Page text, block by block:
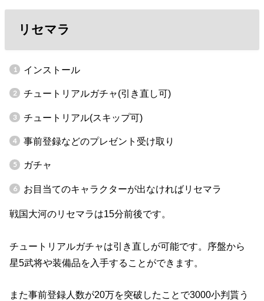
リセマラ
インストール
チュートリアルガチャ(引き直し可)
チュートリアル(スキップ可)
事前登録などのプレゼント受け取り
ガチャ
お目当てのキャラクターが出なければリセマラ
戦国大河のリセマラは15分前後です。
チュートリアルガチャは引き直しが可能です。序盤から
星5武将や装備品を入手することができます。
また事前登録人数が20万を突破したことで3000小判貰う